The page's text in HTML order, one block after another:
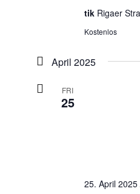
tik Rigaer
Kostenlos
April 2025
FRI
25
25. April 2025